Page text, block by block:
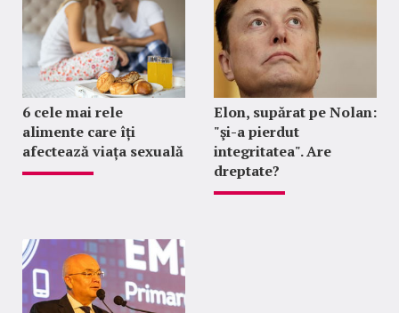
6 cele mai rele
alimente care îți
afectează viața sexuală
Elon, supărat pe Nolan:
"şi-a pierdut
integritatea". Are
dreptate?